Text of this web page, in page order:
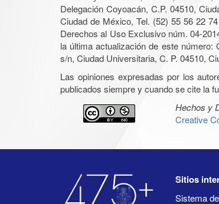
Delegación Coyoacán, C.P. 04510,
Ciudad de México, Tel. (52) 55 56 22
Derechos al Uso Exclusivo núm. 04-
la última actualización de este
s/n, Ciudad Universitaria, C. P. 04510,
Las opiniones expresadas por los
publicados siempre y cuando se cite la
Hechos y
Creative
Sitios
Sistema